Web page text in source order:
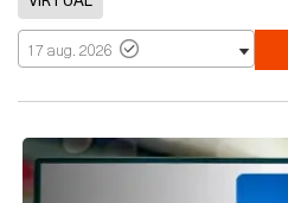
17 aug. 2026